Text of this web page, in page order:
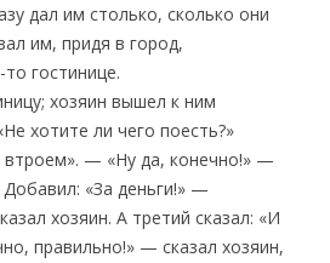
дал им столько, сколько они
им, придя в город,
гостинице.
хозяин вышел к ним
хотите ли чего поесть?»
втроем». — «Ну да, конечно!» —
Добавил: «За деньги!» —
хозяин. А третий сказал: «И
правильно!» — сказал хозяин,